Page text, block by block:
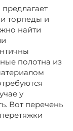
торпеды и
найти
полотна из
у
Вот перечень